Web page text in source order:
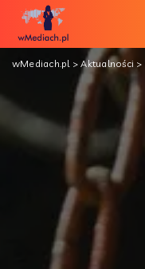
wMediach.pl>Aktualności >